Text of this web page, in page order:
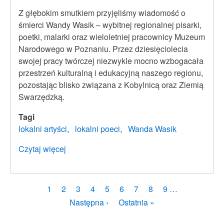
Z głębokim smutkiem przyjęliśmy wiadomość o
śmierci Wandy Wasik – wybitnej regionalnej pisarki,
poetki, malarki oraz wieloletniej pracownicy Muzeum
Narodowego w Poznaniu. Przez dziesięciolecia
swojej pracy twórczej niezwykle mocno wzbogacała
przestrzeń kulturalną i edukacyjną naszego regionu,
pozostając blisko związana z Kobylnicą oraz Ziemią
Swarzędzką.
Tagi
lokalni artyści
lokalni poeci
Wanda Wasik
Czytaj więcej
Wanda
Wasik
(1930–
2026)
Stronicowanie
Bieżąca
1 Strona
2 Strona
3 Strona
4 Strona
5 Strona
6 Strona
7 Strona
8 Strona
9 …
Następna
Następna ›
Ostatnia
Ostatnia »